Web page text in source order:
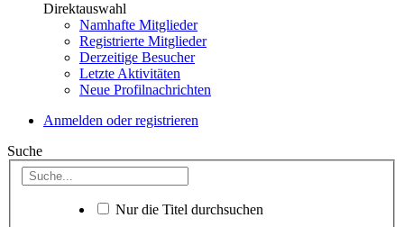
Direktauswahl
Namhafte Mitglieder
Registrierte Mitglieder
Derzeitige Besucher
Letzte Aktivitäten
Neue Profilnachrichten
Anmelden oder registrieren
Suche
Nur die Titel durchsuchen